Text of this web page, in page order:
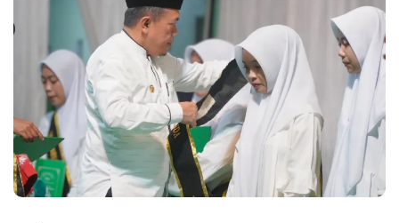
s
U
c
k
a
n
T
i
m